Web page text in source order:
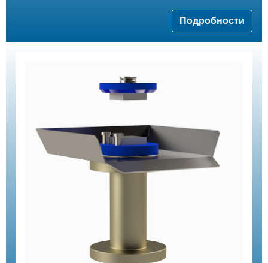
Подробности